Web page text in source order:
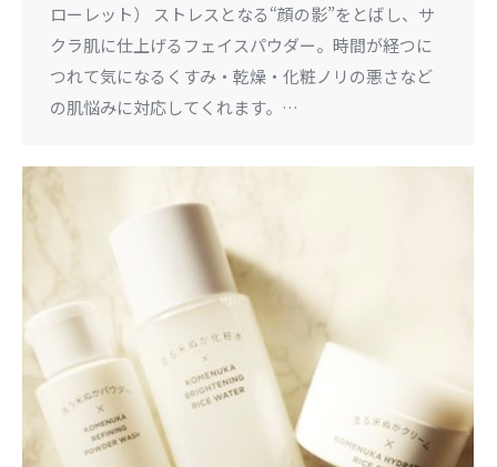
ローレット） ストレスとなる“顔の影”をとばし、サ
クラ肌に仕上げるフェイスパウダー。時間が経つに
つれて気になるくすみ・乾燥・化粧ノリの悪さなど
の肌悩みに対応してくれます。…